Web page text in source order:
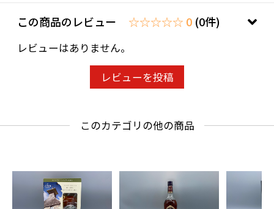
この商品のレビュー ☆☆☆☆☆ 0 (0件)
レビューはありません。
レビューを投稿
このカテゴリの他の商品